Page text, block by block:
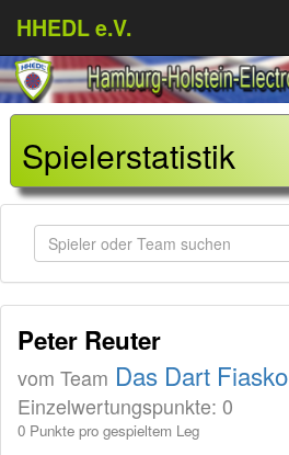
HHEDL e.V.
Spielerstatistik
Spieler oder Team suchen
Peter Reuter
vom Team Das Dart Fiasko
Einzelwertungspunkte: 0
0 Punkte pro gespieltem Leg